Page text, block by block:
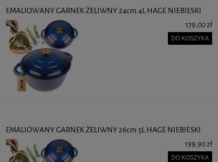
EMALIOWANY GARNEK ŻELIWNY 24cm 4L HAGE NIEBIESKI
179,00 zł
DO KOSZYKA
EMALIOWANY GARNEK ŻELIWNY 26cm 5L HAGE NIEBIESKI
199,90 zł
DO KOSZYKA